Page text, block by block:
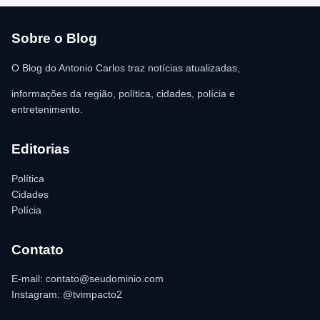
para as providências legais.
Sobre o Blog
O Blog do Antonio Carlos traz notícias atualizadas,
informações da região, política, cidades, polícia e
entretenimento.
Editorias
Política
Cidades
Polícia
Contato
E-mail: contato@seudominio.com
Instagram: @tvimpacto2